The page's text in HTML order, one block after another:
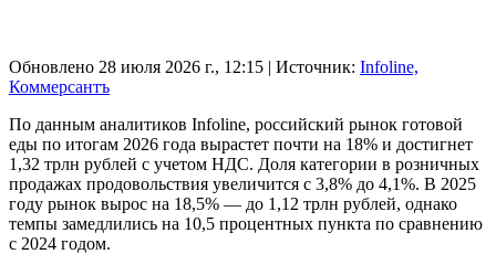
Обновлено 28 июля 2026 г., 12:15 | Источник: Infoline,
Коммерсантъ
По данным аналитиков Infoline, российский рынок готовой
еды по итогам 2026 года вырастет почти на 18% и достигнет
1,32 трлн рублей с учетом НДС. Доля категории в розничных
продажах продовольствия увеличится с 3,8% до 4,1%. В 2025
году рынок вырос на 18,5% — до 1,12 трлн рублей, однако
темпы замедлились на 10,5 процентных пункта по сравнению
с 2024 годом.